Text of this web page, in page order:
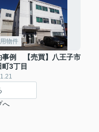
物件
事例 【売買】八王子市
町3丁目
へ